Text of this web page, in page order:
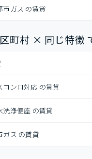
ガス の賃貸
町村 × 同じ特徴
ンロ対応 の賃貸
浄便座 の賃貸
ス の賃貸